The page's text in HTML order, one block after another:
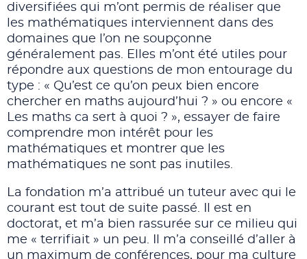
diversifiées qui m’ont permis de réaliser que
les mathématiques interviennent dans des
domaines que l’on ne soupçonne
généralement pas. Elles m’ont été utiles pour
répondre aux questions de mon entourage du
type : « Qu’est ce qu’on peux bien encore
chercher en maths aujourd’hui ? » ou encore «
Les maths ca sert à quoi ? », essayer de faire
comprendre mon intérêt pour les
mathématiques et montrer que les
mathématiques ne sont pas inutiles.
La fondation m’a attribué un tuteur avec qui le
courant est tout de suite passé. Il est en
doctorat, et m’a bien rassurée sur ce milieu qui
me « terrifiait » un peu. Il m’a conseillé d’aller à
un maximum de conférences, pour ma culture